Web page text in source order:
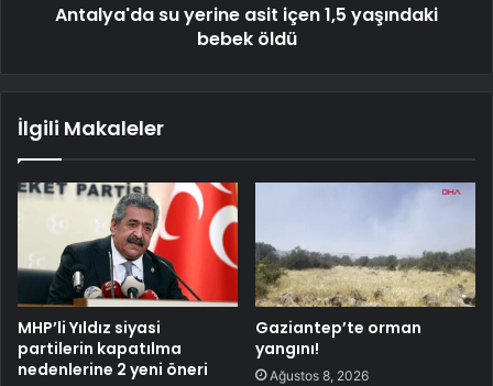
Antalya'da su yerine asit içen 1,5 yaşındaki
bebek öldü
İlgili Makaleler
MHP’li Yıldız siyasi
partilerin kapatılma
nedenlerine 2 yeni öneri
Gaziantep’te orman
yangını!
Ağustos 8, 2026